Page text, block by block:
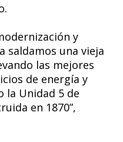
y
saldamos una vieja
las mejores
de energía y
la Unidad 5 de
en 1870”,